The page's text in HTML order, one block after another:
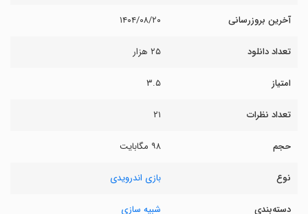
آخرین بروزرسانی ۱۴۰۴/۰۸/۲۰
تعداد دانلود ۲۵ هزار
امتیاز ۳.۵
تعداد نظرات ۲۱
حجم ۹۸ مگابایت
نوع بازی اندرویدی
دسته‌بندی شبیه سازی